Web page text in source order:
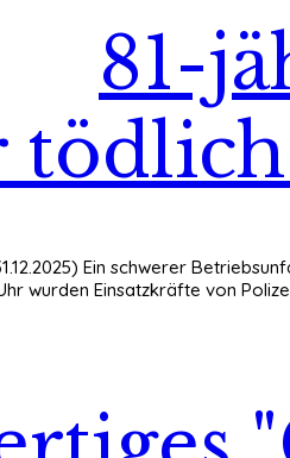
81-
Ein schwerer
wurden Einsatzkräfte von